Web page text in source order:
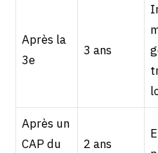
Après la
3e
3 ans
Après un
CAP du
2 ans